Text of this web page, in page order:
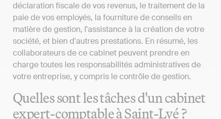
déclaration fiscale de vos revenus, le traitement de la
paie de vos employés, la fourniture de conseils en
matière de gestion, l'assistance à la création de votre
société, et bien d'autres prestations. En résumé, les
collaborateurs de ce cabinet peuvent prendre en
charge toutes les responsabilités administratives de
votre entreprise, y compris le contrôle de gestion.
Quelles sont les tâches d'un cabinet
expert-comptable à Saint-Lyé ?